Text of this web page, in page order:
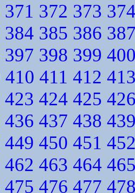
371 372 373
384 385 386
397 398 399
410 411 412
423 424 425
436 437 438
449 450 451
462 463 464
475 476 477